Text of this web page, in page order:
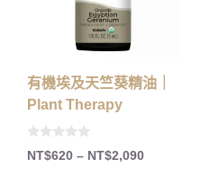
有機埃及天竺葵精油｜
Plant Therapy
0
oNT$620 – NT$2,090